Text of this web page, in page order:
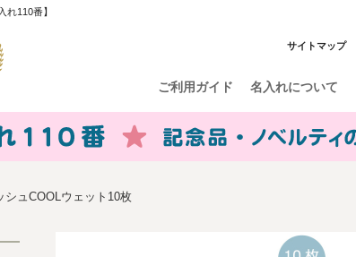
れ110番】
サイトマップ
ご利用ガイド 名入れについて
シュCOOLウェット10枚